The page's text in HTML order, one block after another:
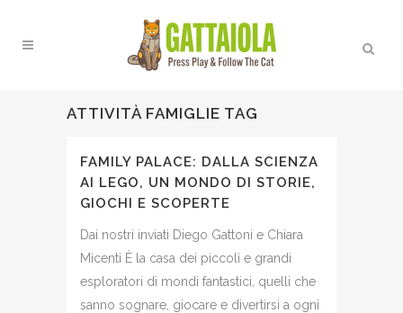
ATTIVITÀ FAMIGLIE TAG
FAMILY PALACE: DALLA SCIENZA
AI LEGO, UN MONDO DI STORIE,
GIOCHI E SCOPERTE
Dai nostri inviati Diego Gattoni e Chiara
Micenti È la casa dei piccoli e grandi
esploratori di mondi fantastici, quelli che
sanno sognare, giocare e divertirsi a ogni